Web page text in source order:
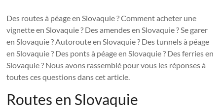
Des routes à péage en Slovaquie ? Comment acheter une
vignette en Slovaquie ? Des amendes en Slovaquie ? Se garer
en Slovaquie ? Autoroute en Slovaquie ? Des tunnels à péage
en Slovaquie ? Des ponts à péage en Slovaquie ? Des ferries en
Slovaquie ? Nous avons rassemblé pour vous les réponses à
toutes ces questions dans cet article.
Routes en Slovaquie